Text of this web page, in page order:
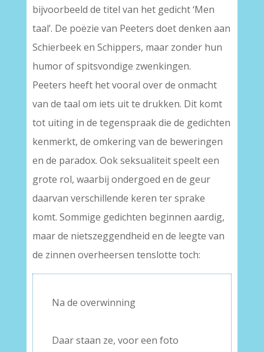
bijvoorbeeld de titel van het gedicht ‘Men
taal’. De poëzie van Peeters doet denken aan
Schierbeek en Schippers, maar zonder hun
humor of spitsvondige zwenkingen.
Peeters heeft het vooral over de onmacht
van de taal om iets uit te drukken. Dit komt
tot uiting in de tegenspraak die de gedichten
kenmerkt, de omkering van de beweringen
en de paradox. Ook seksualiteit speelt een
grote rol, waarbij ondergoed en de geur
daarvan verschillende keren ter sprake
komt. Sommige gedichten beginnen aardig,
maar de nietszeggendheid en de leegte van
de zinnen overheersen tenslotte toch:
Na de overwinning
Daar staan ze, voor een foto